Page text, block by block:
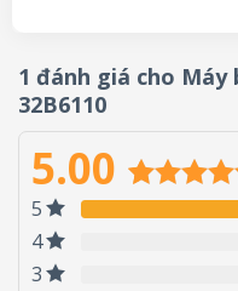
1 đánh giá cho Máy
32B6110
5.00
5
4
3